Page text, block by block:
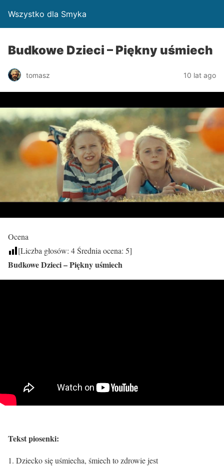
Wszystko dla Smyka
Budkowe Dzieci – Piękny uśmiech
tomasz 10 lat ago
Ocena
[Liczba głosów: 4Średnia ocena: 5]
Budkowe Dzieci – Piękny uśmiech
Tekst piosenki:
1. Dziecko się uśmiecha, śmiech to zdrowie jest